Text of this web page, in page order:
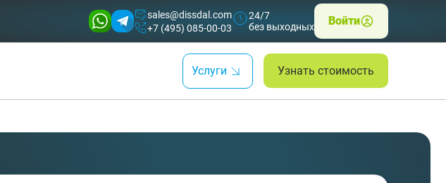
sales@dissdal.com
+7 (495) 085-00-03
24/7
без выходных
Войти
Услуги Узнать стоимость